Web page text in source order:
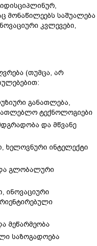
მონაწილეებს საშუალება
კვლევები,
(თუმცა, არ
განათლება,
ტექნოლოგიები
და მწვანე
ხელოვნური ინტელექტი
გლობალური
ინოვაციური
მეწარმეობა
საზოგადოება